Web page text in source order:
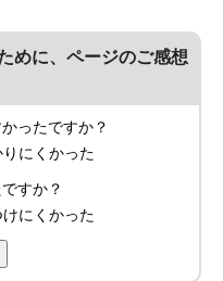
めに、ページのご感想
ったですか？
りにくかった
すか？
けにくかった